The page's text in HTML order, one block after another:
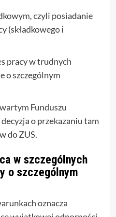
czyli posiadanie
(składkowego i
pracy w trudnych
o szczególnym
Funduszu
o przekazaniu tam
do ZUS.
w szczególnych
o szczególnym
oznacza